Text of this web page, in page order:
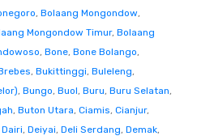
, Bolaang Mongondow,
Mongondow Timur, Bolaang
, Bone, Bone Bolango,
, Bukittinggi, Buleleng,
, Bungo, Buol, Buru, Buru Selatan,
, Buton Utara, Ciamis, Cianjur,
Dairi, Deiyai, Deli Serdang, Demak,